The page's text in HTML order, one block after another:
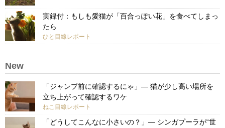
実録付：もしも愛猫が「百合っぽい花」を食べてしまっ
たら
ひと目線レポート
New
「ジャンプ前に確認するにゃ」— 猫が少し高い場所を
立ち上がって確認するワケ
ねこ目線レポート
「どうしてこんなに小さいの？」— シンガプーラが“世